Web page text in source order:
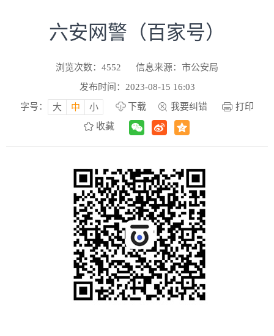
六安网警（百家号）
浏览次数： 4552
信息来源：市公安局
发布时间：2023-08-15 16:03
字号：
大 中 小 下载 我要纠错
打印
收藏